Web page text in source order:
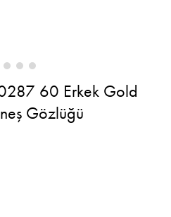
60 Erkek Gold
Gözlüğü